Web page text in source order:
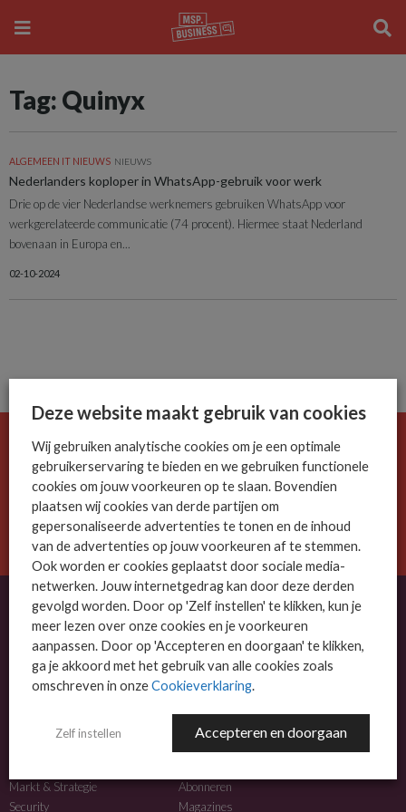
Tag: Quinyx
ALGEMEEN IT NIEUWS NIEUWS
Nederlanders koploper in WhatsApp-gebruik voor werk
Drie op de vier Nederlandse werknemers gebruiken WhatsApp voor
werkgerelateerde communicatie (74 procent). Hiermee staat Nederland
bovenaan in Europa en...
02-10-2024
De ICT-wereld is snel. Mis niets.
Meld je nu aan voor de MSP Business nieuwsbrief.
AANMELDEN
OVER MSP BUSINESS
MSP Business is het kennisplatform voor IT-dienstverleners met MKB-focus.
NIEUWS
Markt & Strategie
Security
MEER INFO
Abonneren
Magazines
Deze website maakt gebruik van cookies
Wij gebruiken analytische cookies om je een optimale
gebruikerservaring te bieden en we gebruiken functionele
cookies om jouw voorkeuren op te slaan. Bovendien
plaatsen wij cookies van derde partijen om
gepersonaliseerde advertenties te tonen en de inhoud
van de advertenties op jouw voorkeuren af te stemmen.
Ook worden er cookies geplaatst door sociale media-
netwerken. Jouw internetgedrag kan door deze derden
gevolgd worden. Door op 'Zelf instellen' te klikken, kun je
meer lezen over onze cookies en je voorkeuren
aanpassen. Door op 'Accepteren en doorgaan' te klikken,
ga je akkoord met het gebruik van alle cookies zoals
omschreven in onzeCookieverklaring.
Zelf instellen Accepteren en doorgaan